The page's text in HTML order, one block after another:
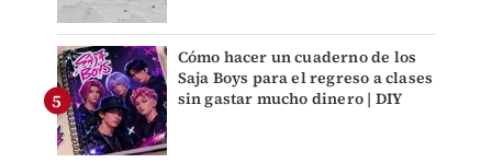
Cómo hacer un cuaderno de los
Saja Boys para el regreso a clases
sin gastar mucho dinero | DIY